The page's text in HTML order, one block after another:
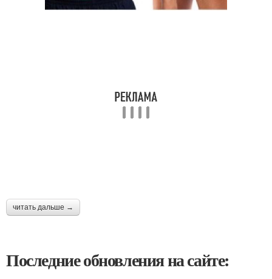
читать дальше →
Последние обновления на сайте: